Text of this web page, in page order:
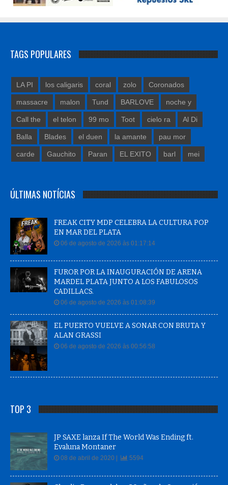
TAGS POPULARES
LA PI los caligaris coral zolo Coronados
massacre malon Tund BARLOVE noche y
Call the el telon 99 mo Toot cielo ra Al Di
Balla Blades el duen la amante pau mor
carde Gauchito Paran EL EXITO barl mei
ÚLTIMAS NOTÍCIAS
FREAK CITY MDP CELEBRA LA CULTURA POP
EN MAR DEL PLATA
06 de agosto de 2026 às 01:17:14
FUROR POR LA INAUGURACIÓN DE ARENA
MARDEL PLATA JUNTO A LOS FABULOSOS
CADILLACS.
06 de agosto de 2026 às 01:08:39
EL PUERTO VUELVE A SONAR CON BRUTA Y
ALAN GRASSI
06 de agosto de 2026 às 00:56:58
TOP 3
JP SAXE lanza If The World Was Ending ft.
Evaluna Montaner
08 de abril de 2020 | 5594